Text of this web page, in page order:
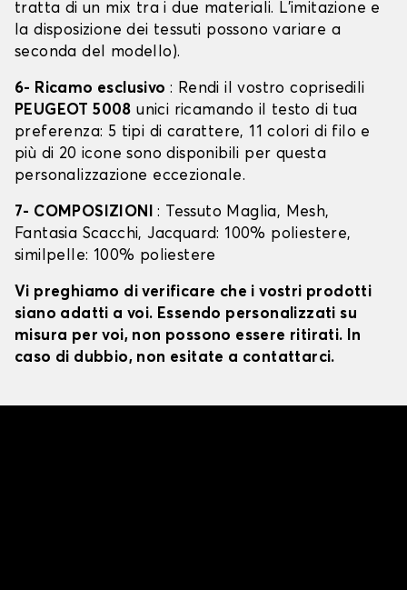
tratta di un mix tra i due materiali. L'imitazione e
la disposizione dei tessuti possono variare a
seconda del modello).
6- Ricamo esclusivo : Rendi il vostro coprisedili
PEUGEOT 5008 unici ricamando il testo di tua
preferenza: 5 tipi di carattere, 11 colori di filo e
più di 20 icone sono disponibili per questa
personalizzazione eccezionale.
7- COMPOSIZIONI: Tessuto Maglia, Mesh,
Fantasia Scacchi, Jacquard: 100% poliestere,
similpelle: 100% poliestere
Vi preghiamo di verificare che i vostri prodotti
siano adatti a voi. Essendo personalizzati su
misura per voi, non possono essere ritirati. In
caso di dubbio, non esitate a contattarci.